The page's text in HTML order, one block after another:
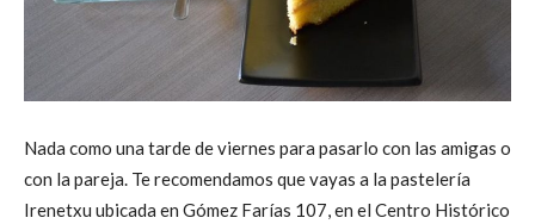
Nada como una tarde de viernes para pasarlo con las amigas o
con la pareja. Te recomendamos que vayas a la pastelería
Irenetxu ubicada en Gómez Farías 107, en el Centro Histórico